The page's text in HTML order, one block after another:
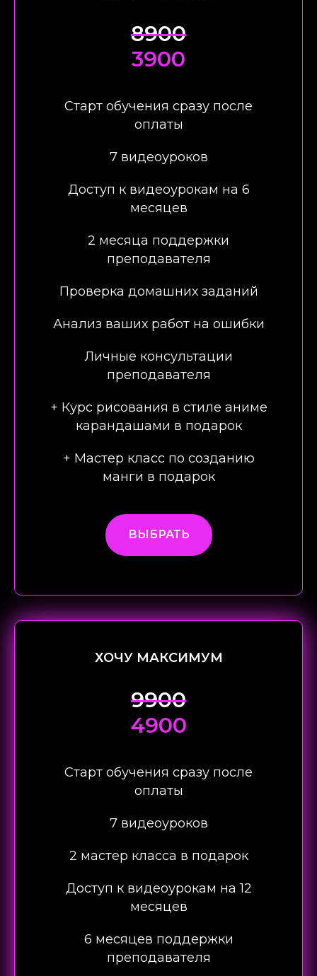
8900
3900
Старт обучения сразу после
оплаты
7 видеоуроков
Доступ к видеоурокам на 6
месяцев
2 месяца поддержки
преподавателя
Проверка домашних заданий
Анализ ваших работ на ошибки
Личные консультации
преподавателя
+ Курс рисования в стиле аниме
карандашами в подарок
+ Мастер класс по созданию
манги в подарок
ВЫБРАТЬ
ХОЧУ МАКСИМУМ
9900
4900
Старт обучения сразу после
оплаты
7 видеоуроков
2 мастер класса в подарок
Доступ к видеоурокам на 12
месяцев
6 месяцев поддержки
преподавателя